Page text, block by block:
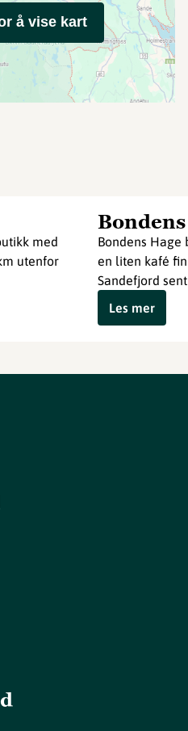
å vise kart
med
utenfor
Bondens
en liten kafé
Sandefjord
Les mer